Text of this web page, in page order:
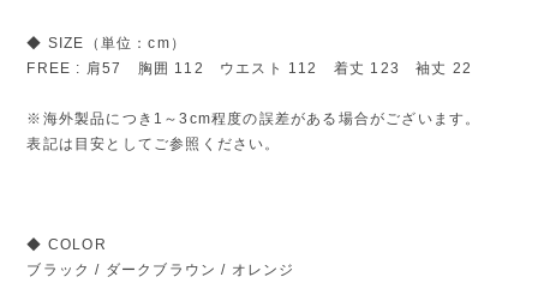
◆ SIZE（単位：cm）
FREE : 肩57 胸囲 112 ウエスト 112 着丈 123 袖丈 22
※海外製品につき1～3cm程度の誤差がある場合がございます。
表記は目安としてご参照ください。
◆ COLOR
ブラック / ダークブラウン / オレンジ